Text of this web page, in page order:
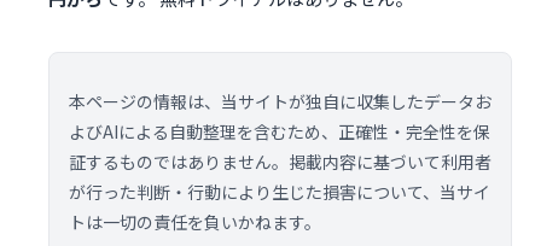
本ページの情報は、当サイトが独自に収集したデータお
よびAIによる自動整理を含むため、正確性・完全性を保
証するものではありません。掲載内容に基づいて利用者
が行った判断・行動により生じた損害について、当サイ
トは一切の責任を負いかねます。